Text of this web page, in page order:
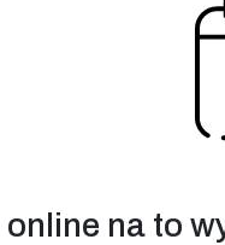
online na to